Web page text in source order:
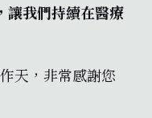
讓我們持續在醫療
天，非常感謝您